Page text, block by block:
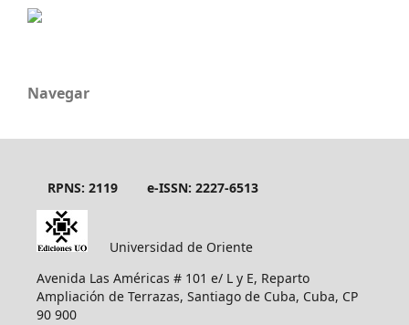
Navegar
RPNS: 2119 e-ISSN: 2227-6513
Universidad de Oriente
Avenida Las Américas # 101 e/ L y E, Reparto
Ampliación de Terrazas, Santiago de Cuba, Cuba, CP
90 900